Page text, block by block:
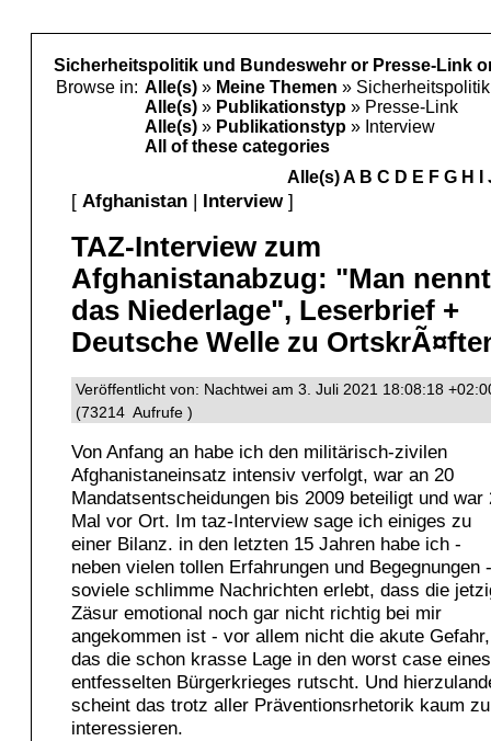
Sicherheitspolitik und Bundeswehr or Presse-Link
Browse in: Alle(s) » Meine Themen »
Alle(s) » Publikationstyp » Presse-Link
Alle(s) » Publikationstyp » Interview
All of these categories
Alle(s)A B C D E F G H
[ Afghanistan | Interview]
TAZ-Interview zum
Afghanistanabzug: "Man nennt
das Niederlage", Leserbrief +
Deutsche Welle zu
Veröffentlicht von: Nachtwei am 3. Juli 2021 18:08:18
(73214 Aufrufe )
Von Anfang an habe ich den militärisch-zivilen
Afghanistaneinsatz intensiv verfolgt, war an 20
Mandatsentscheidungen bis 2009 beteiligt und war
Mal vor Ort. Im taz-Interview sage ich einiges zu
einer Bilanz. in den letzten 15 Jahren habe ich -
neben vielen tollen Erfahrungen und Begegnungen -
soviele schlimme Nachrichten erlebt, dass die
Zäsur emotional noch gar nicht richtig bei mir
angekommen ist - vor allem nicht die akute Gefahr,
das die schon krasse Lage in den worst case eines
entfesselten Bürgerkrieges rutscht. Und
scheint das trotz aller Präventionsrhetorik kaum zu
interessieren.